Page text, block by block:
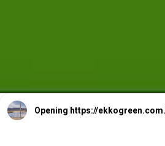
Opening https://